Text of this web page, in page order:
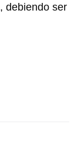
debiendo ser